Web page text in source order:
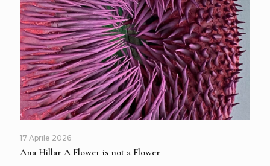
17 Aprile 2026
Ana Hillar A Flower is not a Flower